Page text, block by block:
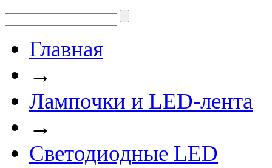
Главная
→
Лампочки и LED-лента
→
Светодиодные LED